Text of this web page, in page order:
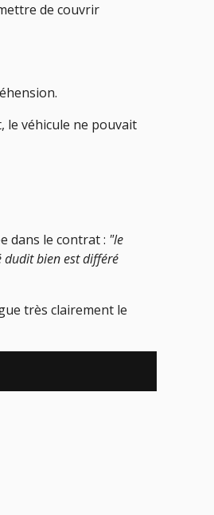
de couvrir
le véhicule ne pouvait
dans le contrat : "le
dudit bien est différé
très clairement le